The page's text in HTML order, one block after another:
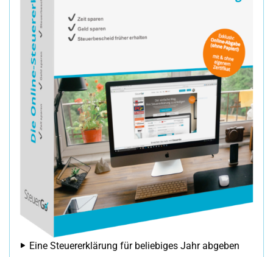
Eine Steuererklärung für beliebiges Jahr abgeben